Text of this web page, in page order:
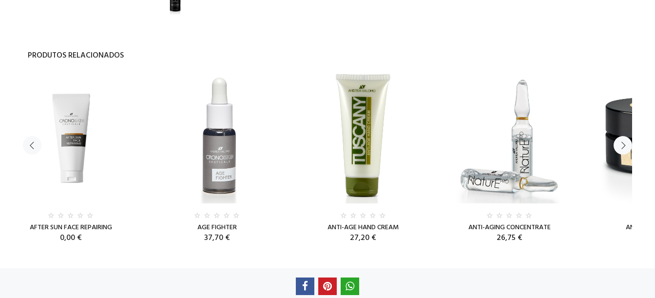
PRODUTOS RELACIONADOS
AFTER SUN FACE REPAIRING
0,00 €
AGE FIGHTER
37,70 €
ANTI-AGE HAND CREAM
27,20 €
ANTI-AGING CONCENTRATE
26,75 €
ANTI-